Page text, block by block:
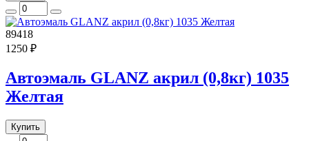
89418
1250 ₽
Автоэмаль GLANZ акрил (0,8кг) 1035
Желтая
Купить